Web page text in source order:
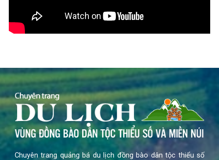
Chuyên trang quảng bá du lịch đồng bào dân tộc thiểu số